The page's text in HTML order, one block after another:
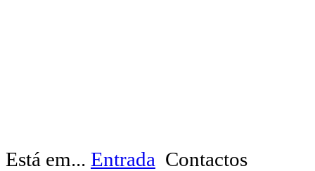
Está em... Entrada Contactos